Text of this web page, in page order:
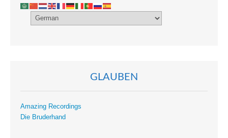
GLAUBEN
Amazing Recordings
Die Bruderhand